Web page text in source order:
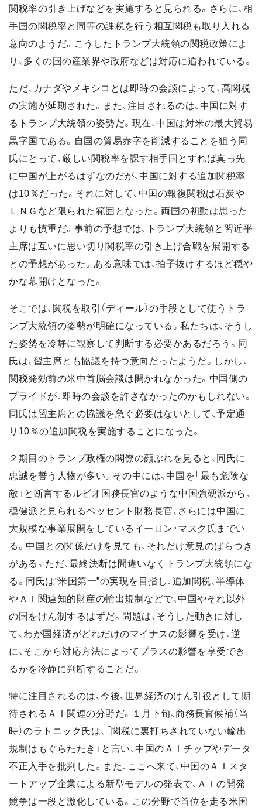
関税率の引き上げなどを実施すると見られる。さらに、相
手国の関税率と同等の課税を行う相互関税も取り入れる
意向のようだ。こうしたトランプ大統領の関税政策によ
り、多くの国の産業界や政府などは対応に追われている。
ただ、カナダやメキシコとは即時の会談によって、高関税
の実施が延期された。また、注目されるのは、中国に対す
るトランプ大統領の姿勢だ。現在、中国は対米の最大貿易
黒字国である。自国の貿易赤字を削減することを狙う同
氏にとって、厳しい関税率を課す相手国とすれば真っ先
に中国が上がるはずなのだが、中国に対する追加関税率
は10％だった。それに対して、中国の報復関税は石炭や
ＬＮＧなど限られた範囲となった。両国の初動は思った
よりも慎重だ。事前の予想では、トランプ大統領と習近平
主席は互いに思い切り関税率の引き上げ合戦を展開する
との予想があった。ある意味では、拍子抜けするほど穏や
かな幕開けとなった。
そこでは、関税を取引（ディール）の手段として使うトラ
ンプ大統領の姿勢が明確になっている。私たちは、そうし
た姿勢を冷静に観察して判断する必要があるだろう。同
氏は、習主席とも協議を持つ意向だったようだ。しかし、
関税発効前の米中首脳会談は開かれなかった。中国側の
プライドが、即時の会談を許さなかったのかもしれない。
同氏は習主席との協議を急ぐ必要はないとして、予定通
り10％の追加関税を実施することになった。
２期目のトランプ政権の閣僚の顔ぶれを見ると、同氏に
忠誠を誓う人物が多い。その中には、中国を「最も危険な
敵」と断言するルビオ国務長官のような中国強硬派から、
穏健派と見られるベッセント財務長官、さらには中国に
大規模な事業展開をしているイーロン・マスク氏までい
る。中国との関係だけを見ても、それだけ意見のばらつき
がある。ただ、最終決断は間違いなくトランプ大統領にな
る。同氏は“米国第一”の実現を目指し、追加関税、半導体
やＡＩ関連知的財産の輸出規制などで、中国やそれ以外
の国をけん制するはずだ。問題は、そうした動きに対し
て、わが国経済がどれだけのマイナスの影響を受け、逆
に、そこから対応方法によってプラスの影響を享受でき
るかを冷静に判断することだ。
特に注目されるのは、今後、世界経済のけん引役として期
待されるＡＩ関連の分野だ。１月下旬、商務長官候補（当
時）のラトニック氏は、「関税に裏打ちされていない輸出
規制はもぐらたたき」と言い、中国のＡＩチップやデータ
不正入手を批判した。また、ここへ来て、中国のＡＩスタ
ートアップ企業による新型モデルの発表で、ＡＩの開発
競争は一段と激化している。この分野で首位を走る米国